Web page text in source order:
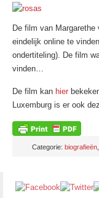
De film van Margarethe
eindelijk online te
ondertiteling). De film
vinden…
De film kan hier
Luxemburg is er ook
Categorie: biografieën